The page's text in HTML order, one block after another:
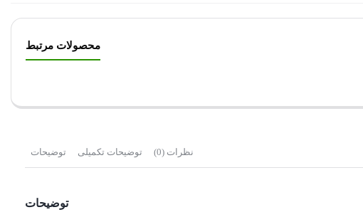
محصولات مرتبط
توضیحات توضیحات تکمیلی نظرات (0)
توضیحات